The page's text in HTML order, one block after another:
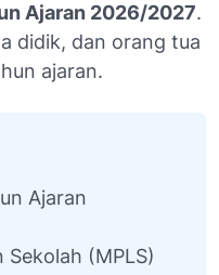
Ajaran 2026/2027.
didik, dan orang tua
ajaran.
Ajaran
(MPLS)